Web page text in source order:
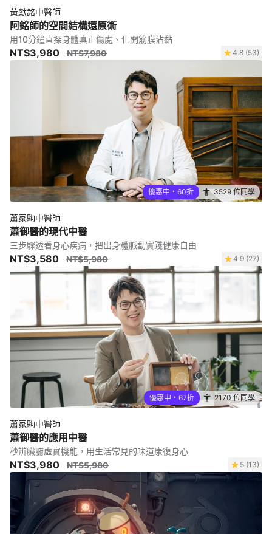
黃獻銘中醫師
阿銘師的空間結構還原術
用10分鐘直探身體真正傷處、化開筋膜沾黏
NT$3,980 NT$7,980 4.8 (53)
優惠中・60折 3529 位同學
蕭家駒中醫師
蕭御醫的現代中醫
三步驟透看身心疾病，把出身體脈動實踐健康自由
NT$3,580 NT$5,980 4.9 (27)
優惠中・67折 2170 位同學
蕭家駒中醫師
蕭御醫的應用中醫
秒辨臟腑虛實機能，用生活常見的味道康復身心
NT$3,980 NT$5,980 5 (13)